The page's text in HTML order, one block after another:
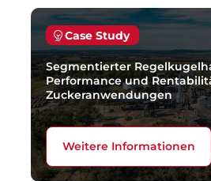
Case Study
Segmentierter
Performance und
Zuckeranwendungen
Weitere Informationen